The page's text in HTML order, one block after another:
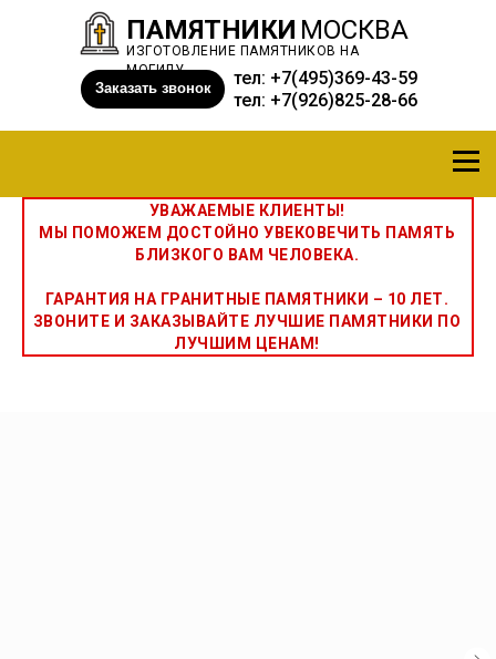
Заказать звонок тел: +7(495)369-43-59
тел: +7(926)825-28-66
ПАМЯТНИКИ МОСКВА
ИЗГОТОВЛЕНИЕ ПАМЯТНИКОВ НА
МОГИЛУ
УВАЖАЕМЫЕ КЛИЕНТЫ!
МЫ ПОМОЖЕМ ДОСТОЙНО УВЕКОВЕЧИТЬ ПАМЯТЬ
БЛИЗКОГО ВАМ ЧЕЛОВЕКА.
ГАРАНТИЯ НА ГРАНИТНЫЕ ПАМЯТНИКИ – 10 ЛЕТ.
ЗВОНИТЕ И ЗАКАЗЫВАЙТЕ ЛУЧШИЕ ПАМЯТНИКИ ПО
ЛУЧШИМ ЦЕНАМ!